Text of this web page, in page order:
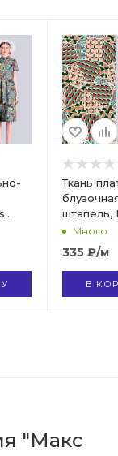
Ткань
штапель,
Style,
100%,
ромбы,
MS- 2202
Много
335 ₽/м
В
"Макс